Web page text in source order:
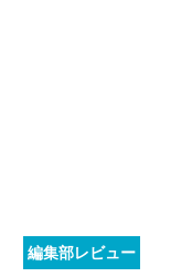
編集部レビュー